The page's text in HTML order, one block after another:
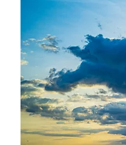
フィリピンのお祭り